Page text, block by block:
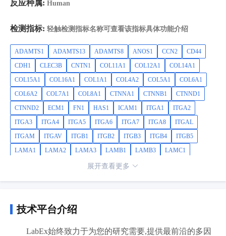
反应种属: Human
检测指标: 轻触检测指标名称可查看该指标具体功能介绍
ADAMTS1 ADAMTS13 ADAMTS8 ANOS1 CCN2
CD44
CDH1
CLEC3B CNTN1 COL11A1 COL12A1
COL14A1
COL15A1
COL16A1 COL1A1 COL4A2 COL5A1
COL6A1
COL6A2
COL7A1 COL8A1 CTNNA1 CTNNB1
CTNND1
CTNND2
ECM1 FN1 HAS1 ICAM1 ITGA1
ITGA2
ITGA3
ITGA4 ITGA5 ITGA6 ITGA7 ITGA8
ITGAL
ITGAM
ITGAV ITGB1 ITGB2 ITGB3 ITGB4
ITGB5
LAMA1
LAMA2 LAMA3 LAMB1 LAMB3
LAMC1
MMP11 MMP12 MMP13
TGFBI
THBS1 THBS2
展开查看更多
技术平台介绍
LabEx始终致力于为您的研究需要,提供最前沿的多因